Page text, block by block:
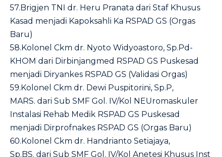
57.Brigjen TNI dr. Heru Pranata dari Staf Khusus
Kasad menjadi Kapoksahli Ka RSPAD GS (Orgas
Baru)
58.Kolonel Ckm dr. Nyoto Widyoastoro, Sp.Pd-
KHOM dari Dirbinjangmed RSPAD GS Puskesad
menjadi Diryankes RSPAD GS (Validasi Orgas)
59.Kolonel Ckm dr. Dewi Puspitorini, Sp.P,
MARS. dari Sub SMF Gol. IV/Kol NEUromaskuler
Instalasi Rehab Medik RSPAD GS Puskesad
menjadi Dirprofnakes RSPAD GS (Orgas Baru)
60.Kolonel Ckm dr. Handrianto Setiajaya,
Sp.BS. dari Sub SMF Gol. IV/Kol Anetesi Khusus Inst